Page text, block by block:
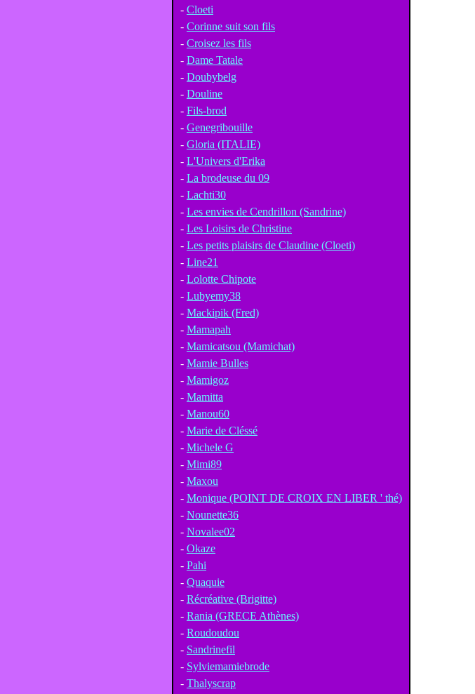
- Cloeti
- Corinne suit son fils
- Croisez les fils
- Dame Tatale
- Doubybelg
- Douline
- Fils-brod
- Genegribouille
- Gloria (ITALIE)
- L'Univers d'Erika
- La brodeuse du 09
- Lachti30
- Les envies de Cendrillon (Sandrine)
- Les Loisirs de Christine
- Les petits plaisirs de Claudine (Cloeti)
- Line21
- Lolotte Chipote
- Lubyemy38
- Mackipik (Fred)
- Mamapah
- Mamicatsou (Mamichat)
- Mamie Bulles
- Mamigoz
- Mamitta
- Manou60
- Marie de Cléssé
- Michele G
- Mimi89
- Maxou
- Monique (POINT DE CROIX EN LIBER ' thé)
- Nounette36
- Novalee02
- Okaze
- Pahi
- Quaquie
- Récréative (Brigitte)
- Rania (GRECE Athènes)
- Roudoudou
- Sandrinefil
- Sylviemamiebrode
- Thalyscrap